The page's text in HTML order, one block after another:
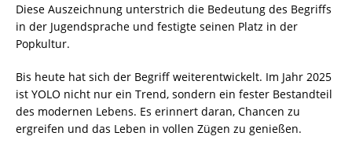
Diese Auszeichnung unterstrich die Bedeutung des Begriffs
in der Jugendsprache und festigte seinen Platz in der
Popkultur.
Bis heute hat sich der Begriff weiterentwickelt. Im Jahr 2025
ist YOLO nicht nur ein Trend, sondern ein fester Bestandteil
des modernen Lebens. Es erinnert daran, Chancen zu
ergreifen und das Leben in vollen Zügen zu genießen.